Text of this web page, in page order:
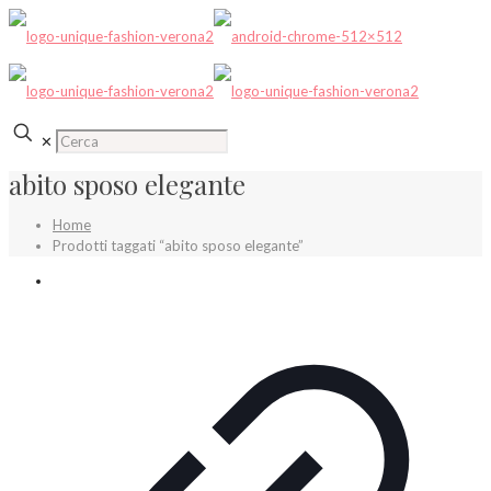
✕
abito sposo elegante
Home
Prodotti taggati “abito sposo elegante”